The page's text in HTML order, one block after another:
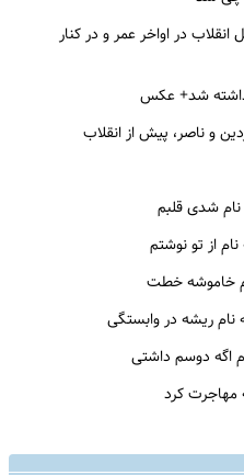
در اواخر عمر و در کنار
شد+ عکس
و ناصر، پیش از انقلاب
شدی قلبم
از تو نوشتم
خاموشه خطت
ریشه در وابستگی
اگه دوسم داشتی
مهاجرت کرد